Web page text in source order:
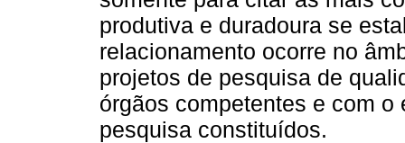
produtiva e duradoura se
relacionamento ocorre no
projetos de pesquisa de
órgãos competentes e com
pesquisa constituídos.